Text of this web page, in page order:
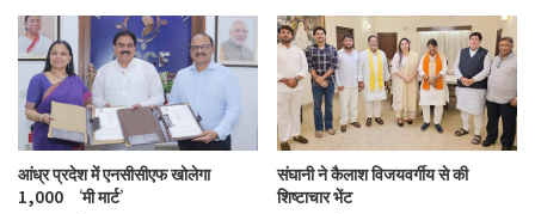
आंध्र प्रदेश में एनसीसीएफ खोलेगा
1,000 ‘मी मार्ट’
संघानी ने कैलाश विजयवर्गीय से की
शिष्टाचार भेंट